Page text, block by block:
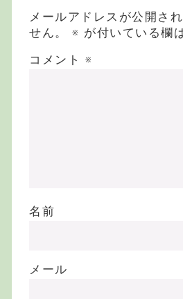
メールアドレスが公開さ
せん。
※ が付いている欄
コメント ※
名前
メール